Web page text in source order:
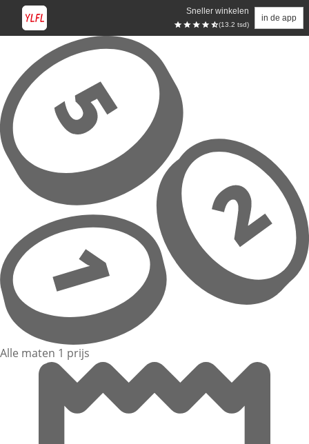
Sneller winkelen
(13.2 tsd)
in de app
Overslaan naar hoofdinhoud
Alle maten 1 prijs